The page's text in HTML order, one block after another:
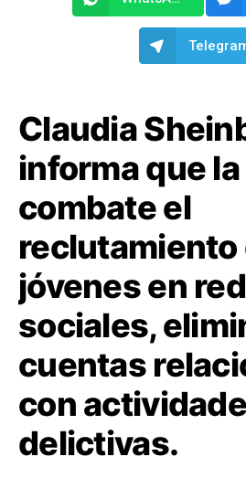
Claudia
informa que la
combate el
reclutamiento
jóvenes en
sociales,
cuentas
con
delictivas.